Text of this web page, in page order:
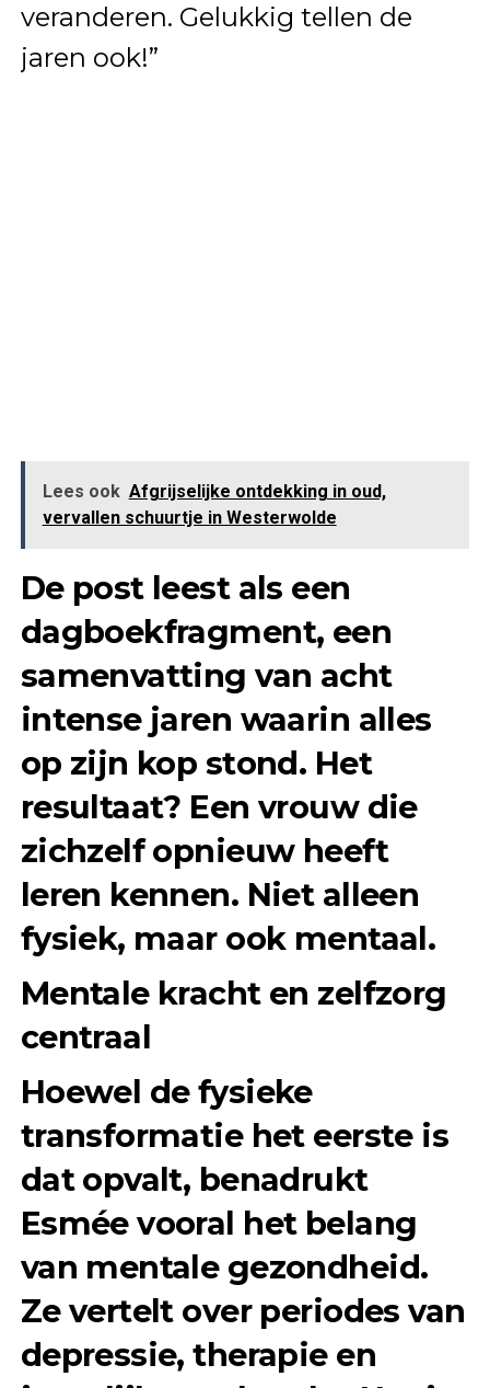
veranderen. Gelukkig tellen de
jaren ook!”
Lees ook Afgrijselijke ontdekking in oud,
vervallen schuurtje in Westerwolde
De post leest als een
dagboekfragment, een
samenvatting van acht
intense jaren waarin alles
op zijn kop stond. Het
resultaat? Een vrouw die
zichzelf opnieuw heeft
leren kennen. Niet alleen
fysiek, maar ook mentaal.
Mentale kracht en zelfzorg
centraal
Hoewel de fysieke
transformatie het eerste is
dat opvalt, benadrukt
Esmée vooral het belang
van mentale gezondheid.
Ze vertelt over periodes van
depressie, therapie en